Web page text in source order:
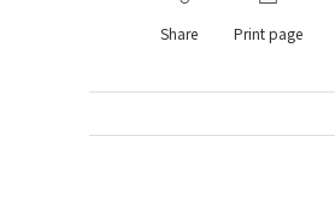
Share Print page